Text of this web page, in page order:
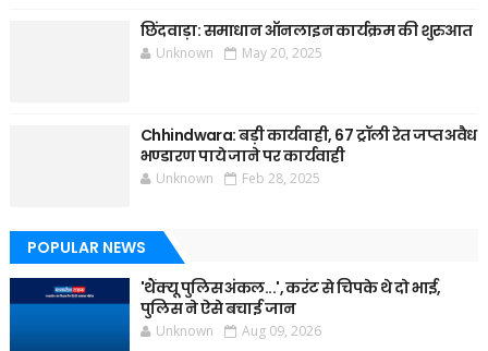
छिंदवाड़ा: समाधान ऑनलाइन कार्यक्रम की शुरुआत
Unknown May 20, 2025
Chhindwara: बड़ी कार्यवाही, 67 ट्रॉली रेत जप्त अवैध
भण्डारण पाये जाने पर कार्यवाही
Unknown Feb 28, 2025
POPULAR NEWS
'थैंक्यू पुलिस अंकल...', करंट से चिपके थे दो भाई,
पुलिस ने ऐसे बचाई जान
Unknown Aug 09, 2026